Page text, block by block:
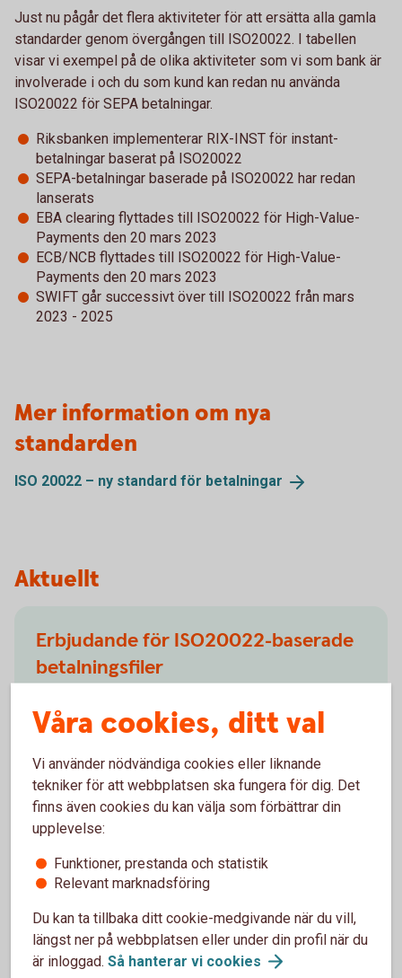
Just nu pågår det flera aktiviteter för att ersätta alla gamla
standarder genom övergången till ISO20022. I tabellen
visar vi exempel på de olika aktiviteter som vi som bank är
involverade i och du som kund kan redan nu använda
ISO20022 för SEPA betalningar.
Riksbanken implementerar RIX-INST för instant-
betalningar baserat på ISO20022
SEPA-betalningar baserade på ISO20022 har redan
lanserats
EBA clearing flyttades till ISO20022 för High-Value-
Payments den 20 mars 2023
ECB/NCB flyttades till ISO20022 för High-Value-
Payments den 20 mars 2023
SWIFT går successivt över till ISO20022 från mars
2023 - 2025
Mer information om nya
standarden
ISO 20022 – ny standard för betalningar
Aktuellt
Erbjudande för ISO20022-baserade
betalningsfiler
meddelanden (betalfiler) i XML-format. Swedbank
leverera information till våra kunder för följande
tjänster.
ISO20022-baserade betalningsfiler
Våra cookies, ditt val
Vi använder nödvändiga cookies eller liknande
tekniker för att webbplatsen ska fungera för dig. Det
finns även cookies du kan välja som förbättrar din
upplevelse:
Funktioner, prestanda och statistik
Relevant marknadsföring
Du kan ta tillbaka ditt cookie-medgivande när du vill,
längst ner på webbplatsen eller under din profil när du
är inloggad. Så hanterar vi cookies